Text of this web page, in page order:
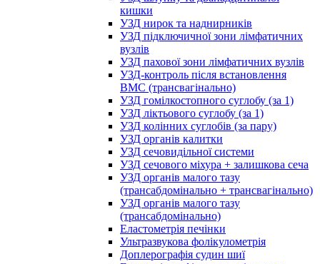
кишки
УЗД нирок та наднирників
УЗД підключичної зони лімфатичних
вузлів
УЗД пахової зони лімфатичних вузлів
УЗД-контроль після встановлення
ВМС (трансвагінально)
УЗД гомілкостопного суглобу (за 1)
УЗД ліктьового суглобу (за 1)
УЗД колінних суглобів (за пару)
УЗД органів калитки
УЗД сечовидільної системи
УЗД сечового міхура + залишкова сеча
УЗД органів малого тазу
(трансабдомінально + трансвагінально)
УЗД органів малого тазу
(трансабдомінально)
Еластометрія печінки
Ультразвукова фолікулометрія
Доплерографія судин шиї